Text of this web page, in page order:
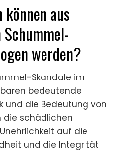
Fälle von
haben zu
geführt, darunter
Empörung. Ein
aus dem Jahr 2019,
disqualifiziert
spielberechtigte Spieler
Vorfall löste
und Fair Play aus und
von Integrität im